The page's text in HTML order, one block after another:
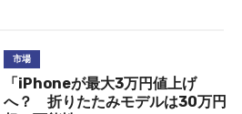
n
k
市場
「iPhoneが最大3万円値上げ
へ？ 折りたたみモデルは30万円